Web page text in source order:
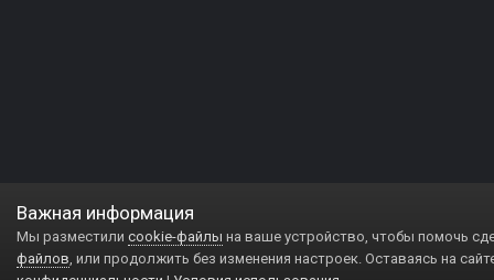
Важная информация
Мы разместили cookie-файлы на ваше устройство, чтобы помочь
файлов, или продолжить без изменения настроек. Оставаясь на